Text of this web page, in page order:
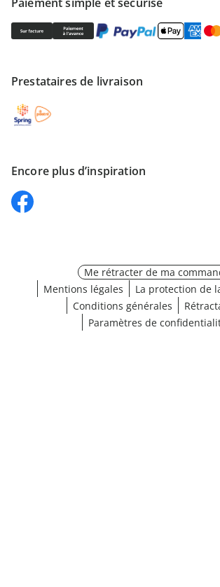
Prestataires de livraison
Encore plus d’inspiration
Me rétracter de ma
Mentions légales
La protection de
Conditions générales
Paramètres de